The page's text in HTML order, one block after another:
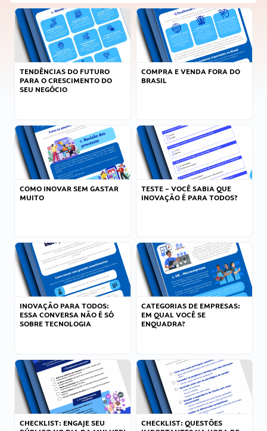
TENDÊNCIAS DO FUTURO
PARA O CRESCIMENTO DO
SEU NEGÓCIO
COMPRA E VENDA FORA DO
BRASIL
COMO INOVAR SEM GASTAR
MUITO
TESTE – VOCÊ SABIA QUE
INOVAÇÃO É PARA TODOS?
INOVAÇÃO PARA TODOS:
ESSA CONVERSA NÃO É SÓ
SOBRE TECNOLOGIA
CATEGORIAS DE EMPRESAS:
EM QUAL VOCÊ SE
ENQUADRA?
CHECKLIST: ENGAJE SEU
CHECKLIST: QUESTÕES